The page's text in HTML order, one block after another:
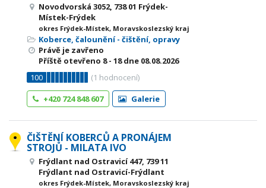
Novodvorská 3052, 738 01 Frýdek-
Místek-Frýdek
okres Frýdek-Místek, Moravskoslezský kraj
Koberce, čalounění - čištění, opravy
Právě je zavřeno
Příště otevřeno 8 - 18dne 08.08.2026
100
(1 hodnocení)
+420 724 848 607
Galerie
ČIŠTĚNÍ KOBERCŮ A PRONÁJEM
STROJŮ - MILATA IVO
Frýdlant nad Ostravicí 447, 739 11
Frýdlant nad Ostravicí-Frýdlant
okres Frýdek-Místek, Moravskoslezský kraj